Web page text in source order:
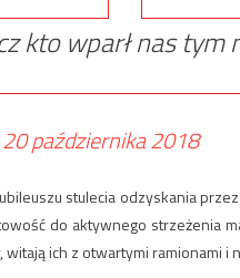
kto wparł nas tym
20 października 2018
stulecia odzyskania
do aktywnego strzeżenia
witają ich z otwartymi ramionami